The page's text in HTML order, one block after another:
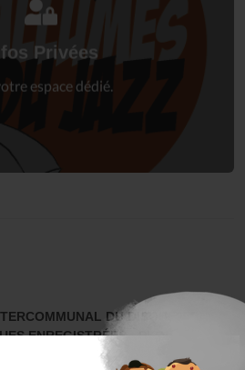
Privées
espace dédié.
Connectez-vous
DU DISQUE ET
ENREGISTRÉES - PLOUARET